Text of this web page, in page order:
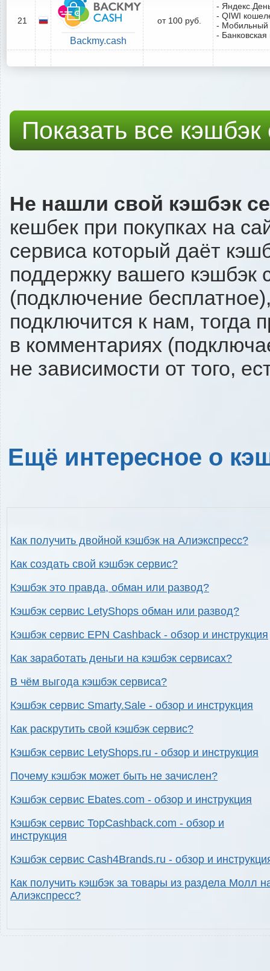
21
Backmy.cash
от 100 руб.
-
- QIWI
- Мобильный
-
Показать все
Не нашли свой кэшбэк
кешбек при покупках на
сервиса который даёт
поддержку вашего кэшбэк
(подключение
подключится к нам, тогда
в комментариях
не зависимости от того,
Ещё интересное о
Как получить двойной кэшбэк на Алиэкспресс?
Как создать свой кэшбэк сервис?
Кэшбэк это правда, обман или развод?
Кэшбэк сервис LetyShops обман или развод?
Кэшбэк сервис EPN Cashback - обзор и инструкция
Как заработать деньги на кэшбэк сервисах?
В чём выгода кэшбэк сервиса?
Кэшбэк сервис Smarty.Sale - обзор и инструкция
Как раскрутить свой кэшбэк сервис?
Кэшбэк сервис LetyShops.ru - обзор и инструкция
Почему кэшбэк может быть не зачислен?
Кэшбэк сервис Ebates.com - обзор и инструкция
Кэшбэк сервис TopCashback.com - обзор и
инструкция
Кэшбэк сервис Cash4Brands.ru - обзор и
Как получить кэшбэк за товары из раздела Молл
Алиэкспресс?